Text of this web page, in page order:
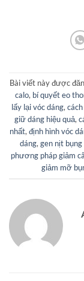
Bài viết này được
calo, bí quyết eo
lấy lại vóc dáng,
giữ dáng hiệu quả,
nhất,định hình vóc
dáng,gen nịt
phương pháp giảm
giảm mỡ